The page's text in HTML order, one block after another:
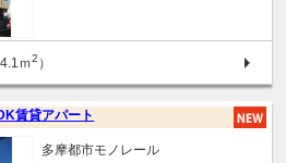
ｍ2 ）
賃貸アパート
多摩都市モノレール